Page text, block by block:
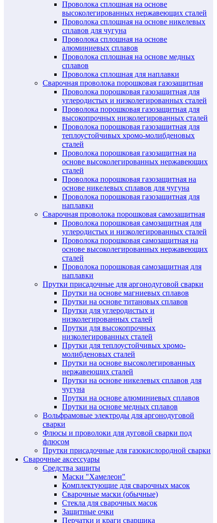
Проволока сплошная на основе
высоколегированных нержавеющих сталей
Проволока сплошная на основе никелевых
сплавов для чугуна
Проволока сплошная на основе
алюминиевых сплавов
Проволока сплошная на основе медных
сплавов
Проволока сплошная для наплавки
Сварочная проволока порошковая газозащитная
Проволока порошковая газозащитная для
углеродистых и низколегированных сталей
Проволока порошковая газозащитная для
высокопрочных низколегированных сталей
Проволока порошковая газозащитная для
теплоустойчивых хромо-молибденовых
сталей
Проволока порошковая газозащитная на
основе высоколегированных нержавеющих
сталей
Проволока порошковая газозащитная на
основе никелевых сплавов для чугуна
Проволока порошковая газозащитная для
наплавки
Сварочная проволока порошковая самозащитная
Проволока порошковая самозащитная для
углеродистых и низколегированных сталей
Проволока порошковая самозащитная на
основе высоколегированных нержавеющих
сталей
Проволока порошковая самозащитная для
наплавки
Прутки присадочные для аргонодуговой сварки
Прутки на основе магниевых сплавов
Прутки на основе титановых сплавов
Прутки для углеродистых и
низколегированных сталей
Прутки для высокопрочных
низколегированных сталей
Прутки для теплоустойчивых хромо-
молибденовых сталей
Прутки на основе высоколегированных
нержавеющих сталей
Прутки на основе никелевых сплавов для
чугуна
Прутки на основе алюминиевых сплавов
Прутки на основе медных сплавов
Вольфрамовые электроды для аргонодуговой
сварки
Флюсы и проволоки для дуговой сварки под
флюсом
Прутки присадочные для газокислородной сварки
Сварочные аксессуары
Средства защиты
Маски "Хамелеон"
Комплектующие для сварочных масок
Сварочные маски (обычные)
Стекла для сварочных масок
Защитные очки
Перчатки и краги сварщика